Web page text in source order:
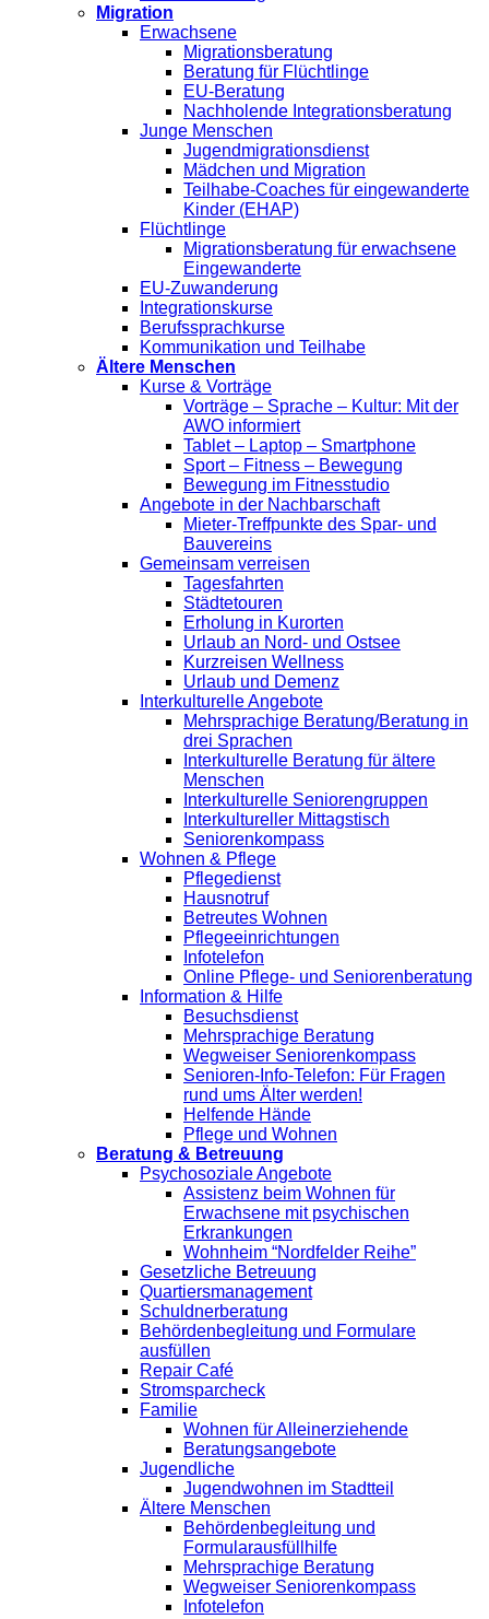
Migration
Erwachsene
Migrationsberatung
Beratung für Flüchtlinge
EU-Beratung
Nachholende Integrationsberatung
Junge Menschen
Jugendmigrationsdienst
Mädchen und Migration
Teilhabe-Coaches für eingewanderte
Kinder (EHAP)
Flüchtlinge
Migrationsberatung für erwachsene
Eingewanderte
EU-Zuwanderung
Integrationskurse
Berufssprachkurse
Kommunikation und Teilhabe
Ältere Menschen
Kurse & Vorträge
Vorträge – Sprache – Kultur: Mit der
AWO informiert
Tablet – Laptop – Smartphone
Sport – Fitness – Bewegung
Bewegung im Fitnesstudio
Angebote in der Nachbarschaft
Mieter-Treffpunkte des Spar- und
Bauvereins
Gemeinsam verreisen
Tagesfahrten
Städtetouren
Erholung in Kurorten
Urlaub an Nord- und Ostsee
Kurzreisen Wellness
Urlaub und Demenz
Interkulturelle Angebote
Mehrsprachige Beratung/Beratung in
drei Sprachen
Interkulturelle Beratung für ältere
Menschen
Interkulturelle Seniorengruppen
Interkultureller Mittagstisch
Seniorenkompass
Wohnen & Pflege
Pflegedienst
Hausnotruf
Betreutes Wohnen
Pflegeeinrichtungen
Infotelefon
Online Pflege- und Seniorenberatung
Information & Hilfe
Besuchsdienst
Mehrsprachige Beratung
Wegweiser Seniorenkompass
Senioren-Info-Telefon: Für Fragen
rund ums Älter werden!
Helfende Hände
Pflege und Wohnen
Beratung & Betreuung
Psychosoziale Angebote
Assistenz beim Wohnen für
Erwachsene mit psychischen
Erkrankungen
Wohnheim “Nordfelder Reihe”
Gesetzliche Betreuung
Quartiersmanagement
Schuldnerberatung
Behördenbegleitung und Formulare
ausfüllen
Repair Café
Stromsparcheck
Familie
Wohnen für Alleinerziehende
Beratungsangebote
Jugendliche
Jugendwohnen im Stadtteil
Ältere Menschen
Behördenbegleitung und
Formularausfüllhilfe
Mehrsprachige Beratung
Wegweiser Seniorenkompass
Infotelefon